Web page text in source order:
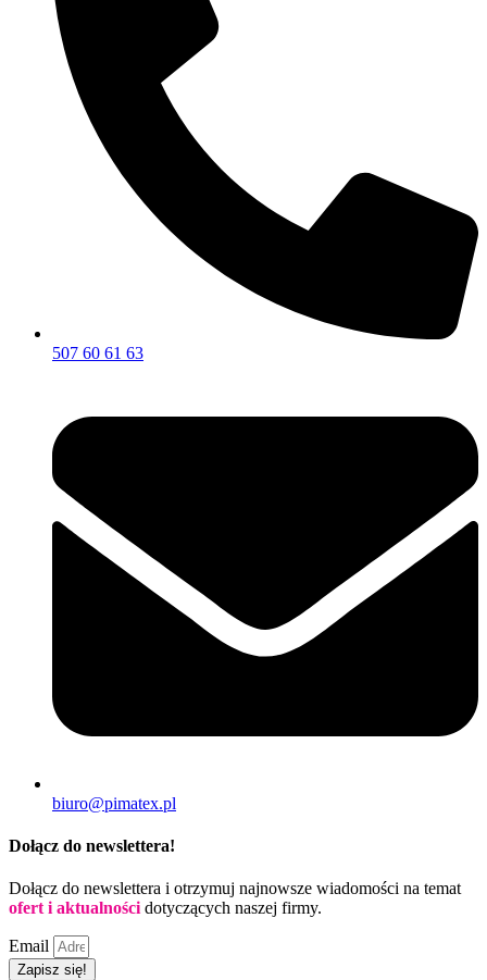
507 60 61 63
biuro@pimatex.pl
Dołącz do newslettera!
Dołącz do newslettera i otrzymuj najnowsze wiadomości na temat
ofert i aktualności dotyczących naszej firmy.
Email
Zapisz się!